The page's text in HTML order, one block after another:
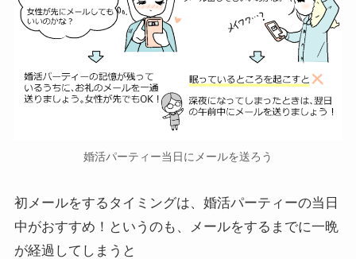
婚活パーティー当日にメールを送ろう
初メールをするタイミングは、婚活パーティーの当日
中がおすすめ！というのも、メールをするまでに一晩
が経過してしまうと